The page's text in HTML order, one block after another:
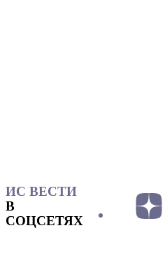
ИС ВЕСТИ
В
СОЦСЕТЯХ